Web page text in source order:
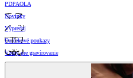
PDPAOLA
Novinky
Výpredaj
Darčekové poukazy
Vzory pre gravírovanie